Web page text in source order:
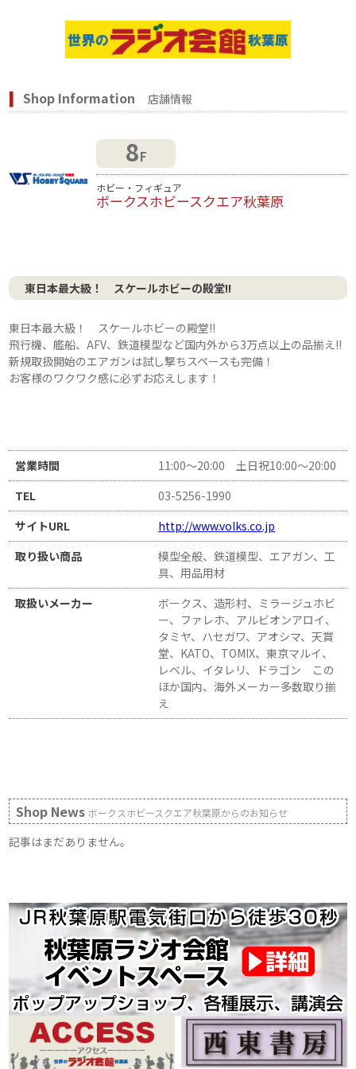
Shop Information 店舗情報
8F
ホビー・フィギュア
ボークスホビースクエア秋葉原
東日本最大級！ スケールホビーの殿堂!!
東日本最大級！ スケールホビーの殿堂!!
飛行機、艦船、AFV、鉄道模型など国内外から3万点以上の品揃え!!
新規取扱開始のエアガンは試し撃ちスペースも完備！
お客様のワクワク感に必ずお応えします！
営業時間
11:00～20:00 土日祝10:00～20:00
TEL
03-5256-1990
サイトURL
http://www.volks.co.jp
取り扱い商品
模型全般、鉄道模型、エアガン、工
具、用品用材
取扱いメーカー
ボークス、造形村、ミラージュホビ
ー、ファレホ、アルビオンアロイ、
タミヤ、ハセガワ、アオシマ、天賞
堂、KATO、TOMIX、東京マルイ、
レベル、イタレリ、ドラゴン この
ほか国内、海外メーカー多数取り揃
え
Shop Newsボークスホビースクエア秋葉原からのお知らせ
記事はまだありません。